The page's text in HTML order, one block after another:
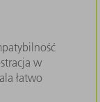
w
łatwo